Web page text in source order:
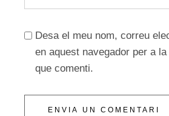
Desa el meu nom, correu
en aquest navegador per a
que comenti.
ENVIA UN COMENTARI